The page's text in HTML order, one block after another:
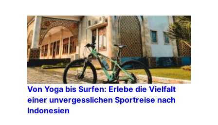
Von Yoga bis Surfen: Erlebe die Vielfalt
einer unvergesslichen Sportreise nach
Indonesien